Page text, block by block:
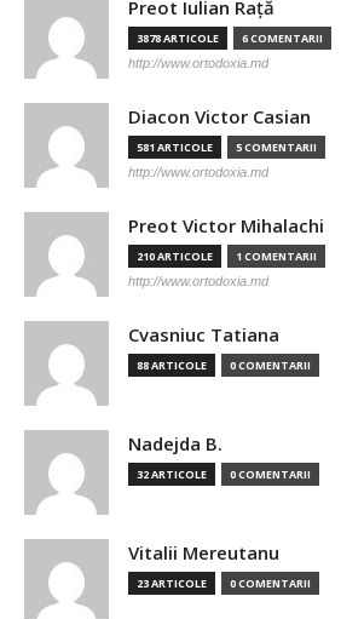
Preot Iulian Raţă
3878 ARTICOLE 6 COMENTARII
http://www.ortodoxia.md
Diacon Victor Casian
581 ARTICOLE 5 COMENTARII
http://www.ortodoxia.md
Preot Victor Mihalachi
210 ARTICOLE 1 COMENTARII
http://www.ortodoxia.md
Cvasniuc Tatiana
88 ARTICOLE 0 COMENTARII
Nadejda B.
32 ARTICOLE 0 COMENTARII
Vitalii Mereutanu
23 ARTICOLE 0 COMENTARII